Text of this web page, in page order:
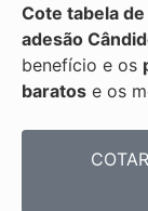
Cote tabela
adesão
benefício e os
baratos e os